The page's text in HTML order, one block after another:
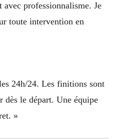
professionnalisme. Je
toute intervention en
24h/24. Les finitions sont
dès le départ. Une équipe
»